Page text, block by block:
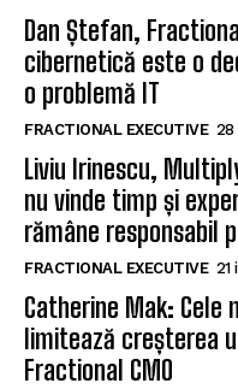
Dan Ștefan,
cibernetică este o
o problemă IT
FRACTIONAL EXECUTIVE 28
Liviu Irinescu,
nu vinde timp și
rămâne responsabil
FRACTIONAL EXECUTIVE 21
Catherine Mak: Cele
limitează creșterea
Fractional CMO